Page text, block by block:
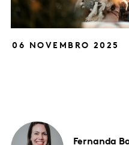
06 NOVEMBRO 2025
Fernanda